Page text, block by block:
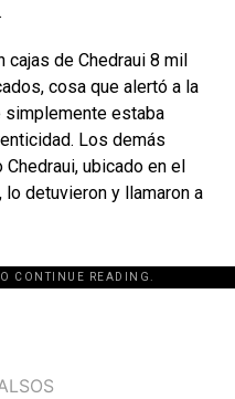
de Chedraui 8 mil
cosa que alertó a la
simplemente estaba
Los demás
ubicado en el
detuvieron y llamaron a
CONTINUE READING.